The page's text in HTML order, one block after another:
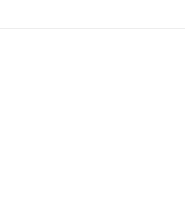
أمام البرلمان ضد تكاليف «التوقيت الميسر»